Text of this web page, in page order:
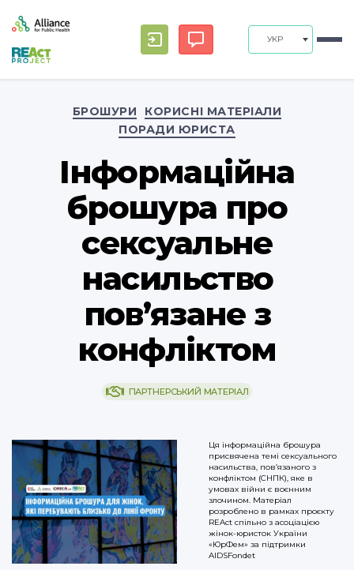
УКР
БРОШУРИ
КОРИСНІ МАТЕРІАЛИ
ПОРАДИ ЮРИСТА
Інформаційна
брошура про
сексуальне
насильство
пов’язане з
конфліктом
ПАРТНЕРСЬКИЙ МАТЕРІАЛ
Ця інформаційна брошура
присвячена темі сексуального
насильства, пов’язаного з
конфліктом (СНПК), яке в
умовах війни є воєнним
злочином. Матеріал
розроблено в рамках проєкту
REAct спільно з асоціацією
жінок-юристок України
«ЮрФем» за підтримки
AIDSFondet